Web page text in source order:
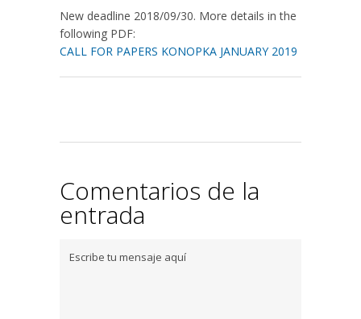
New deadline 2018/09/30. More details in the
following PDF:
CALL FOR PAPERS KONOPKA JANUARY 2019
Comentarios de la
entrada